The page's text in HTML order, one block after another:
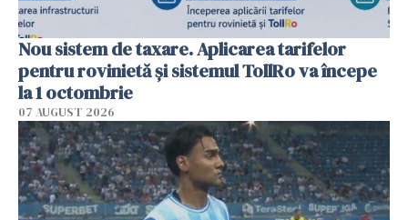
Nou sistem de taxare. Aplicarea tarifelor
pentru rovinietă şi sistemul TollRo va începe
la 1 octombrie
07 AUGUST 2026